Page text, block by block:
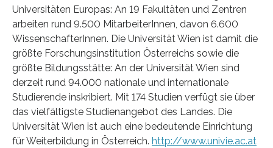
Universitäten Europas: An 19 Fakultäten und Zentren
arbeiten rund 9.500 MitarbeiterInnen, davon 6.600
WissenschafterInnen. Die Universität Wien ist damit die
größte Forschungsinstitution Österreichs sowie die
größte Bildungsstätte: An der Universität Wien sind
derzeit rund 94.000 nationale und internationale
Studierende inskribiert. Mit 174 Studien verfügt sie über
das vielfältigste Studienangebot des Landes. Die
Universität Wien ist auch eine bedeutende Einrichtung
für Weiterbildung in Österreich. http://www.univie.ac.at